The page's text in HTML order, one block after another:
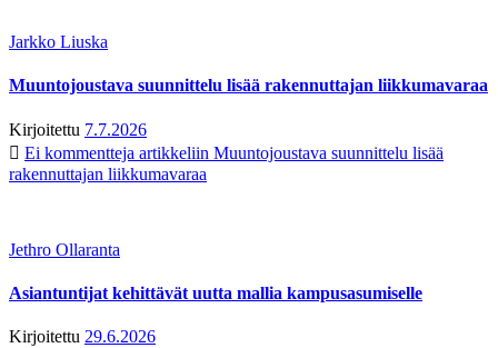
Jarkko Liuska
Muuntojoustava suunnittelu lisää rakennuttajan liikkumavaraa
Kirjoitettu 7.7.2026
Ei kommentteja artikkeliin Muuntojoustava suunnittelu lisää
rakennuttajan liikkumavaraa
Jethro Ollaranta
Asiantuntijat kehittävät uutta mallia kampusasumiselle
Kirjoitettu 29.6.2026